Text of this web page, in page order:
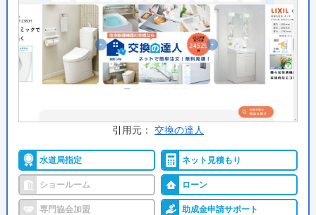
公式サイトで
料金詳細を見る
今すぐ電話で相談する
0120-221-611
受付時間： 24時間
運営会社 株式会社ハウスラボ
代表者
許認可・資格
建設業許可
指定給水装置工事事業者
登録電気工事業者
詳細は公式HPでご確認ください
銀行振込
クレジットカード 後払い
ローン コード決済
引用元： 交換の達人
水道局指定 ネット見積もり
ショールーム ローン
専門協会加盟 助成金申請サポート